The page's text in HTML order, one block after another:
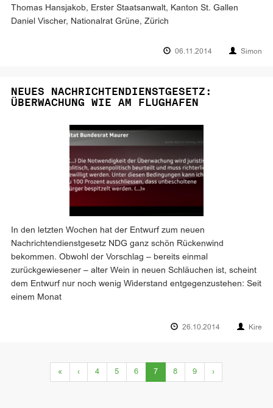
Thomas Hansjakob, Erster Staatsanwalt, Kanton St. Gallen
Daniel Vischer, Nationalrat Grüne, Zürich
06.11.2014 Simon
NEUES NACHRICHTENDIENSTGESETZ:
ÜBERWACHUNG WIE AM FLUGHAFEN
In den letzten Wochen hat der Entwurf zum neuen
Nachrichtendienstgesetz NDG ganz schön Rückenwind
bekommen. Obwohl der Vorschlag – bereits einmal
zurückgewiesener – alter Wein in neuen Schläuchen ist, scheint
dem Entwurf nur noch wenig Widerstand entgegenzustehen: Seit
einem Monat
26.10.2014 Kire
« ‹ 4 5 6 7(current)
8 9 ›